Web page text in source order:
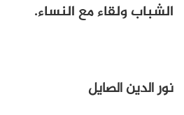
الشباب ولقاء مع النساء.
نور الدين الصايل